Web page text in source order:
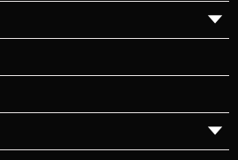
▼
▼